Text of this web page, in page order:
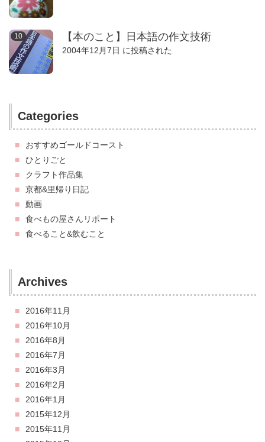
【本のこと】日本語の作文技術
2004年12月7日 に投稿された
Categories
おすすめゴールドコースト
ひとりごと
クラフト作品集
京都&里帰り日記
動画
食べもの屋さんリポート
食べること&飲むこと
Archives
2016年11月
2016年10月
2016年8月
2016年7月
2016年3月
2016年2月
2016年1月
2015年12月
2015年11月